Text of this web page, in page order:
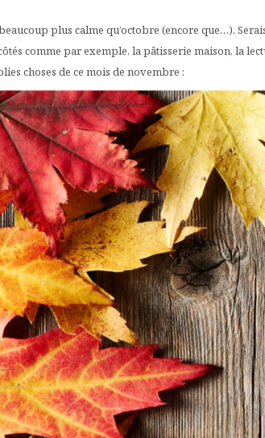
plus calme qu’octobre (encore que…).
comme par exemple, la pâtisserie maison, la
choses de ce mois de novembre :